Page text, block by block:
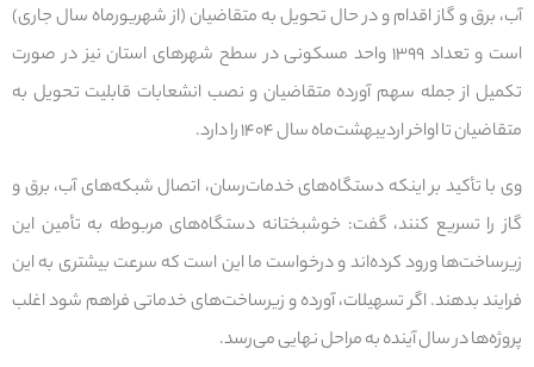
آب، برق و گاز اقدام و در حال تحویل به متقاضیان (از شهریورماه سال جاری)
است و تعداد ۱۳۹۹ واحد مسکونی در سطح شهرهای استان نیز در صورت
تکمیل از جمله سهم آورده متقاضیان و نصب انشعابات قابلیت تحویل به
متقاضیان تا اواخر اردیبهشت‌ماه سال ۱۴۰۴ را دارد.
وی با تأکید بر اینکه دستگاه‌های خدمات‌رسان، اتصال شبکه‌های آب، برق و
گاز را تسریع کنند، گفت: خوشبختانه دستگاه‌های مربوطه به تأمین این
زیرساخت‌ها ورود کرده‌اند و درخواست ما این است که سرعت بیشتری به این
فرایند بدهند. اگر تسهیلات، آورده و زیرساخت‌های خدماتی فراهم شود اغلب
پروژه‌ها در سال آینده به مراحل نهایی می‌رسد.